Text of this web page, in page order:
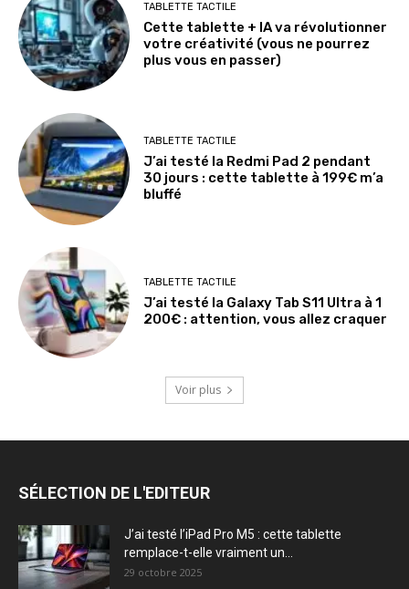
TABLETTE TACTILE
Cette tablette + IA va révolutionner
votre créativité (vous ne pourrez
plus vous en passer)
TABLETTE TACTILE
J’ai testé la Redmi Pad 2 pendant
30 jours : cette tablette à 199€ m’a
bluffé
TABLETTE TACTILE
J’ai testé la Galaxy Tab S11 Ultra à 1
200€ : attention, vous allez craquer
Voir plus
SÉLECTION DE L'EDITEUR
J’ai testé l’iPad Pro M5 : cette tablette
remplace-t-elle vraiment un...
29 octobre 2025